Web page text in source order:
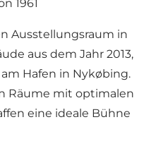
1961
Ausstellungsraum in
aus dem Jahr 2013,
Hafen in Nykøbing.
Räume mit optimalen
eine ideale Bühne